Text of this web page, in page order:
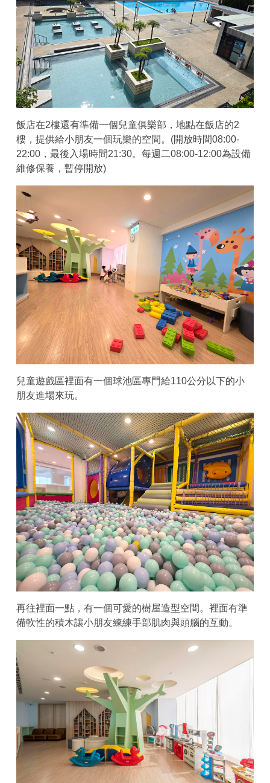
飯店在2樓還有準備一個兒童俱樂部，地點在飯店的2
樓，提供給小朋友一個玩樂的空間。(開放時間08:00-
22:00，最後入場時間21:30。每週二08:00-12:00為設備
維修保養，暫停開放)
兒童遊戲區裡面有一個球池區專門給110公分以下的小
朋友進場來玩。
再往裡面一點，有一個可愛的樹屋造型空間。裡面有準
備軟性的積木讓小朋友練練手部肌肉與頭腦的互動。